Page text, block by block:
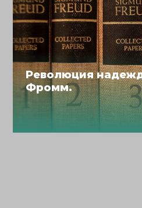
Революция
Фромм.